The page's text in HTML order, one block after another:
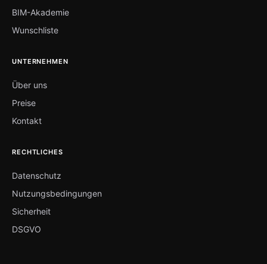
BIM-Akademie
Wunschliste
UNTERNEHMEN
Über uns
Preise
Kontakt
RECHTLICHES
Datenschutz
Nutzungsbedingungen
Sicherheit
DSGVO